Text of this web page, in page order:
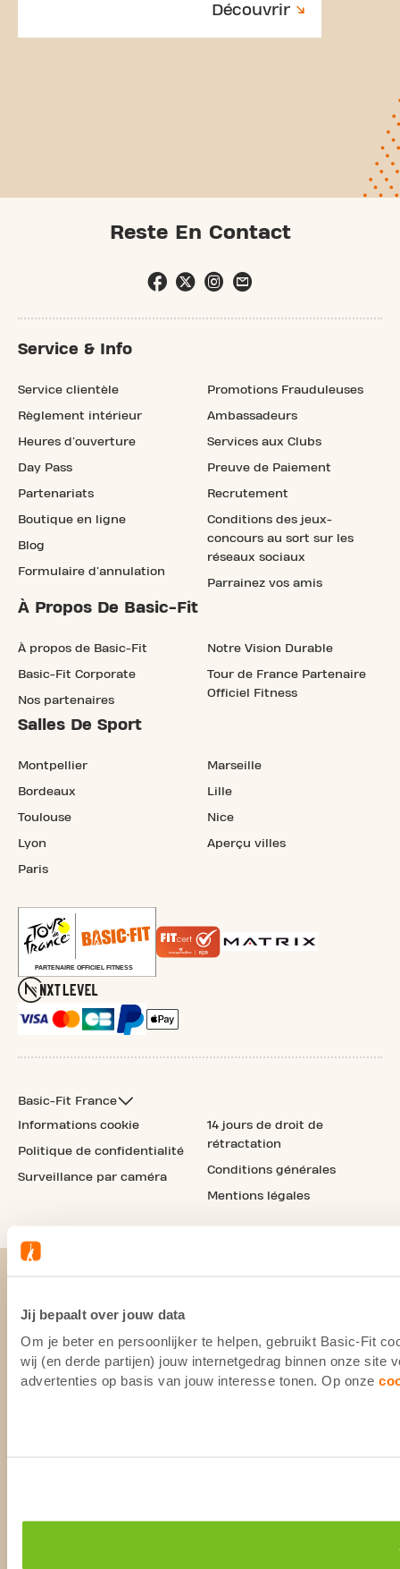
Jij bepaalt over jouw data
Om je beter en persoonlijker te helpen, gebruikt Basic-Fit
wij (en derde partijen) jouw internetgedrag binnen onze site
advertenties op basis van jouw interesse tonen. Op onze
Découvrir
Reste En Contact
Service & Info
Service clientèle
Règlement intérieur
Heures d'ouverture
Day Pass
Partenariats
Boutique en ligne
Blog
Formulaire d'annulation
Promotions Frauduleuses
Ambassadeurs
Services aux Clubs
Preuve de Paiement
Recrutement
Conditions des jeux-
concours au sort sur les
réseaux sociaux
Parrainez vos amis
À Propos De Basic-Fit
À propos de Basic-Fit
Basic-Fit Corporate
Nos partenaires
Notre Vision Durable
Tour de France Partenaire
Officiel Fitness
Salles De Sport
Montpellier
Bordeaux
Toulouse
Lyon
Paris
Marseille
Lille
Nice
Aperçu villes
Basic-Fit France
Informations cookie
Politique de confidentialité
Surveillance par caméra
14 jours de droit de
rétractation
Conditions générales
Mentions légales